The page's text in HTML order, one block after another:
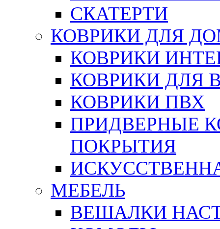
СКАТЕРТИ
КОВРИКИ ДЛЯ
КОВРИКИ
КОВРИКИ ДЛЯ
КОВРИКИ ПВХ
ПРИДВЕРНЫЕ
ПОКРЫТИЯ
МЕБЕЛЬ
ВЕШАЛКИ